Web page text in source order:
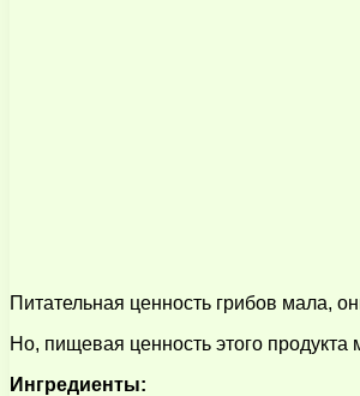
Питательная ценность грибов мала,
Но, пищевая ценность этого
Ингредиенты: